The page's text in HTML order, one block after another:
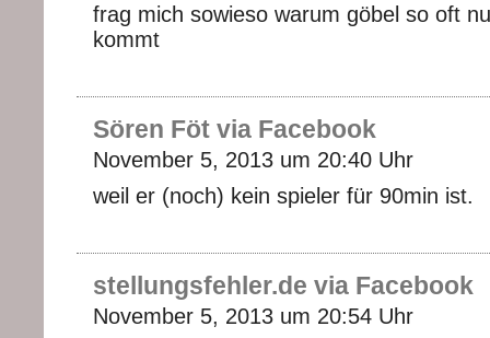
frag mich sowieso warum göbel so oft
kommt
Sören Föt via Facebook
November 5, 2013 um 20:40 Uhr
weil er (noch) kein spieler für 90min ist.
stellungsfehler.de via Facebook
November 5, 2013 um 20:54 Uhr